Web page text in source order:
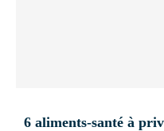
6 aliments-santé à